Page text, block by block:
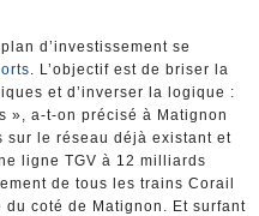
d’investissement se
. L’objectif est de briser la
et d’inverser la logique :
», a-t-on précisé à Matignon
sur le réseau déjà existant et
ligne TGV à 12 milliards
de tous les trains Corail
coté de Matignon. Et surfant